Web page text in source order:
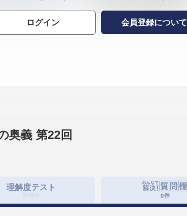
ログイン 会員登録について
奥義 第22回
理解度テスト
準備中 0件